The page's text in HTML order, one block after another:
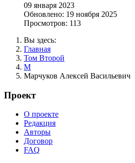
09 января 2023
Обновлено: 19 ноября 2025
Просмотров: 113
Вы здесь:
Главная
Том Второй
М
Марчуков Алексей Васильевич
Проект
О проекте
Редакция
Авторы
Договор
FAQ